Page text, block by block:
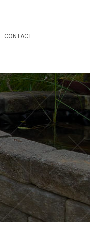
CONTACT